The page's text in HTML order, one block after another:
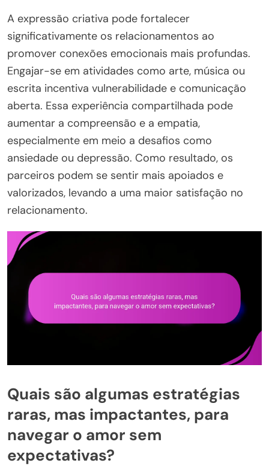
A expressão criativa pode fortalecer
significativamente os relacionamentos ao
promover conexões emocionais mais profundas.
Engajar-se em atividades como arte, música ou
escrita incentiva vulnerabilidade e comunicação
aberta. Essa experiência compartilhada pode
aumentar a compreensão e a empatia,
especialmente em meio a desafios como
ansiedade ou depressão. Como resultado, os
parceiros podem se sentir mais apoiados e
valorizados, levando a uma maior satisfação no
relacionamento.
Quais são algumas estratégias
raras, mas impactantes, para
navegar o amor sem
expectativas?